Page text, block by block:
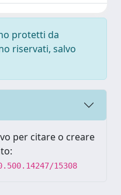
protetti da
riservati, salvo
per citare o creare
15308